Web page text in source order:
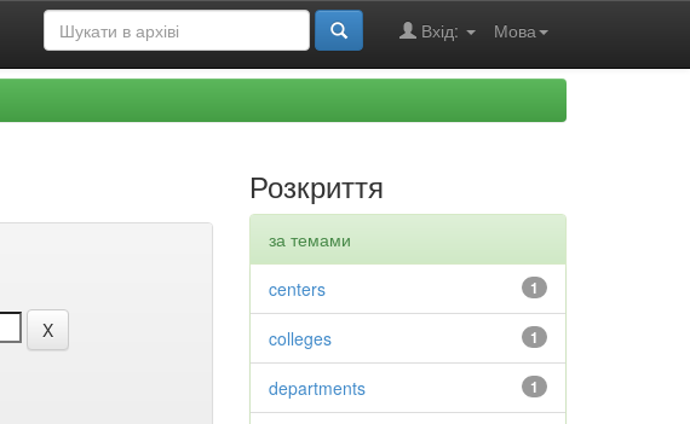
Мова
Вхід:
Розкриття
за темами
1
centers
1
colleges
1
departments